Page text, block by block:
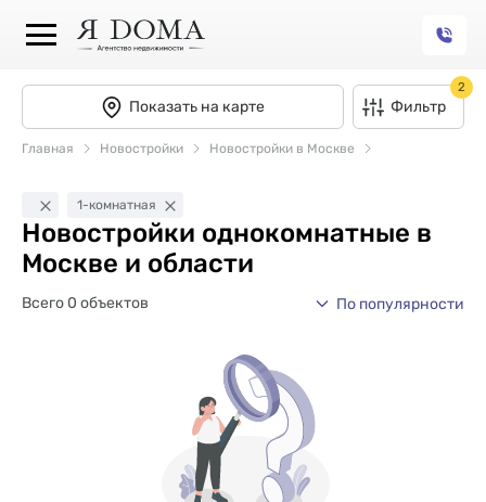
Показать на карте Фильтр
2
Главная Новостройки Новостройки в Москве
1-комнатная
Новостройки однокомнатные в
Москве и области
Всего 0 объектов По популярности